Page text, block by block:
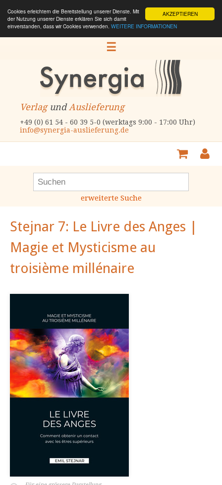
AKZEPTIEREN
Cookies erleichtern die Bereitstellung unserer Dienste. Mit
der Nutzung unserer Dienste erklären Sie sich damit
einverstanden, dass wir Cookies verwenden. WEITERE INFORMATIONEN
☰
VerlagundAuslieferung
+49 (0) 61 54 - 60 39 5-0 (werktags 9:00 - 17:00 Uhr)
info@synergia-auslieferung.de
erweiterte Suche
Stejnar 7: Le Livre des Anges |
Magie et Mysticisme au
troisième millénaire